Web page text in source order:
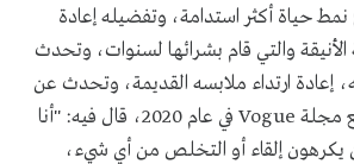
نمط حياة أكثر استدامة، وتفضيله إعادة
والتي قام بشرائها لسنوات، وتحدث
إعادة ارتداء ملابسه القديمة، وتحدث عن
مجلة Vogue
في عام 2020، قال فيه: "أنا
يكرهون إلقاء أو التخلص من أي شيء،